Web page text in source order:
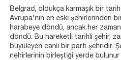
Belgrad, oldukça karmaşık bir
Avrupa'nın en eski şehirlerinden
harabeye döndü, ancak her
döndü. Bu hareketli tarihli şehir,
büyüleyen canlı bir parti şehridir.
nehirlerinin birleştiği yerde bulunur